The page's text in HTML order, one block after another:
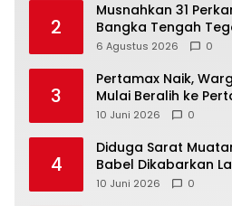
2
Musnahkan 31
Bangka Tengah
Berantas Kejahatan
6 Agustus 2026 0
3
‎Pertamax Naik,
Mulai Beralih ke
10 Juni 2026 0
4
‎Diduga Sarat
Babel Dikabarkan
10 Juni 2026 0